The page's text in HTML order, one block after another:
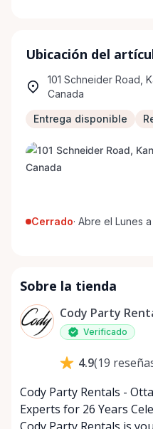
Ubicación del
101 Schneider Road,
Canada
Entrega disponible
Cerrado· Abre el Lunes
Miércoles
Jueves
Viernes
Domingo
Sobre la tienda
Cody Party
Verificado
4.9(19
Cody Party Rentals -
Experts for 26 Years Celebrating 26 years in Ottawa,